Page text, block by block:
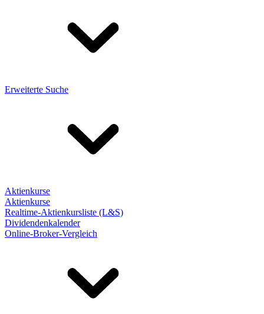
Erweiterte Suche
Aktienkurse
Aktienkurse
Realtime-Aktienkursliste (L&S)
Dividendenkalender
Online-Broker-Vergleich